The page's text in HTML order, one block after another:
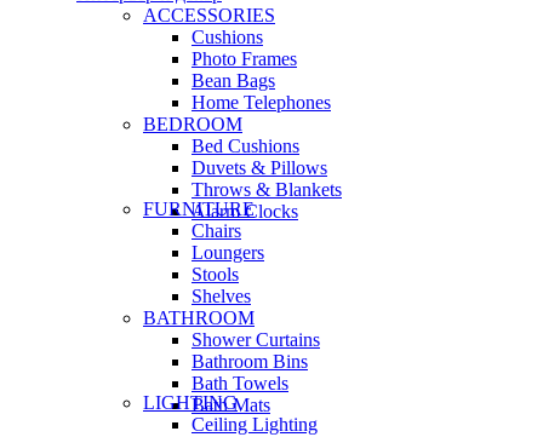
ACCESSORIES
Cushions
Photo Frames
Bean Bags
Home Telephones
BEDROOM
Bed Cushions
Duvets & Pillows
Throws & Blankets
Alarm Clocks
FURNITURE
Chairs
Loungers
Stools
Shelves
BATHROOM
Shower Curtains
Bathroom Bins
Bath Towels
Bath Mats
LIGHTING
Ceiling Lighting